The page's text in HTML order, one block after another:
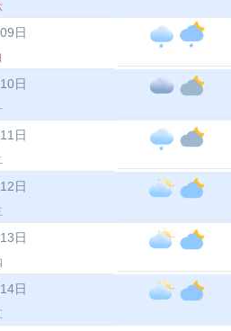
日
日
日
日
日
日